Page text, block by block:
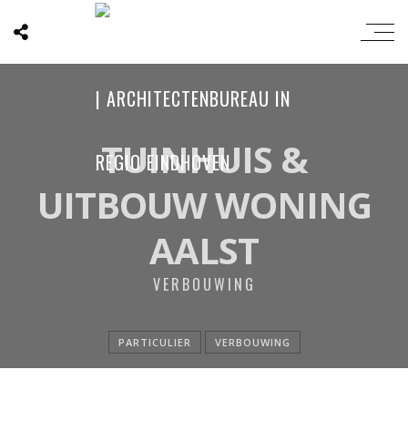
TUINHUIS &
UITBOUW WONING
AALST
VERBOUWING
PARTICULIER VERBOUWING